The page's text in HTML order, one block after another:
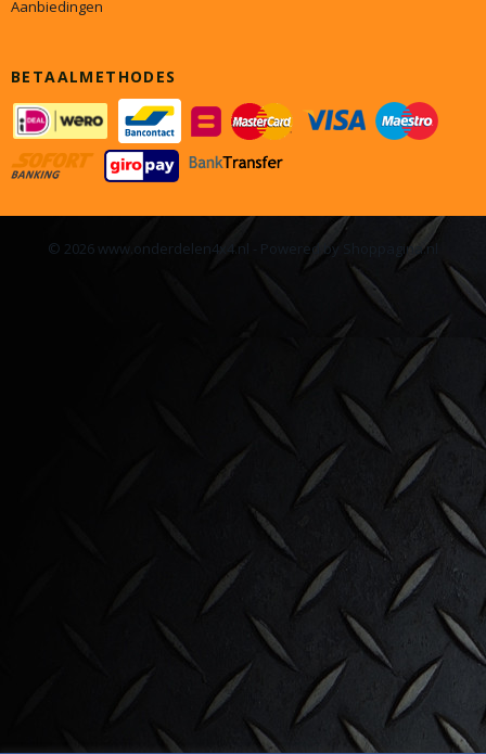
Aanbiedingen
BETAALMETHODES
© 2026 www.onderdelen4x4.nl - Powered by Shoppagina.nl